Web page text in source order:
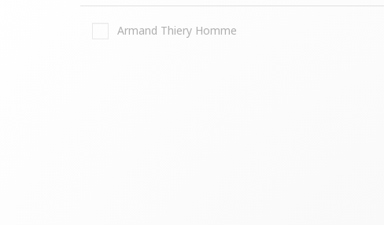
PANTALONSArmand Thiery Homme